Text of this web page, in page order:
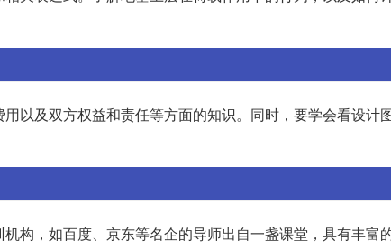
以及双方权益和责任等方面的知识。同时，要学会看设计
构，如百度、京东等名企的导师出自一盏课堂，具有丰富